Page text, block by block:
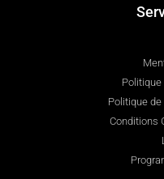
Politique
Conditions